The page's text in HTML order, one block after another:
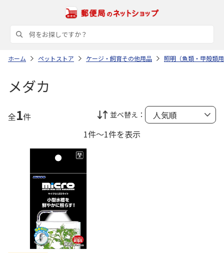
ホーム ペットストア ケージ・飼育その他用品 照明（魚類・甲殻類
メダカ
全1件 並べ替え：
1件～1件を表示